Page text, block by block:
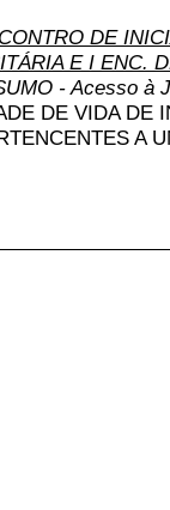
DE
E I ENC.
- Acesso à
DE VIDA DE
A